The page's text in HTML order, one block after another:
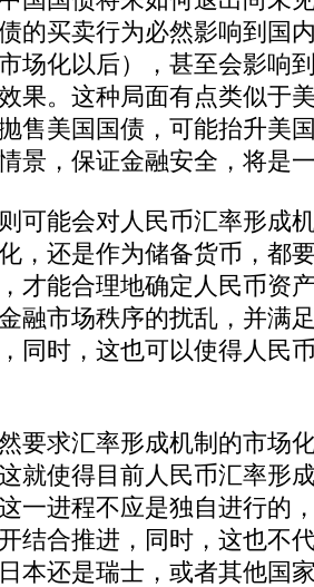
的买卖行为必然影响到国
场化以后），甚至会影响
果。这种局面有点类似于
售美国国债，可能抬升美
景，保证金融安全，将是
能会对人民币汇率形成
，还是作为储备货币，都
才能合理地确定人民币资
融市场秩序的扰乱，并满
同时，这也可以使得人民
求汇率形成机制的市场
就使得目前人民币汇率形
一进程不应是独自进行的
结合推进，同时，这也不
本还是瑞士，或者其他国